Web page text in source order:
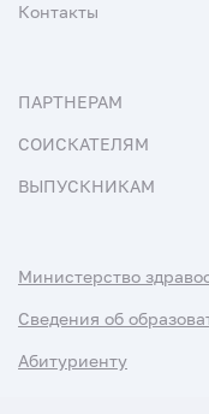
Контакты
ПАРТНЕРАМ
СОИСКАТЕЛЯМ
ВЫПУСКНИКАМ
Министерство
Сведения об
Абитуриенту